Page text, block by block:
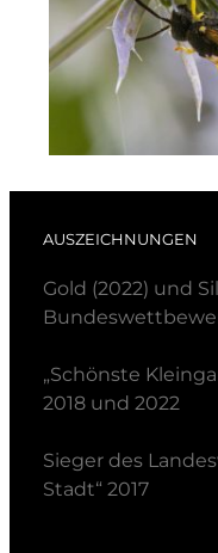
AUSZEICHNUNGEN
Gold (2022) und
„Schönste
2018 und 2022
Sieger des
Stadt“ 2017